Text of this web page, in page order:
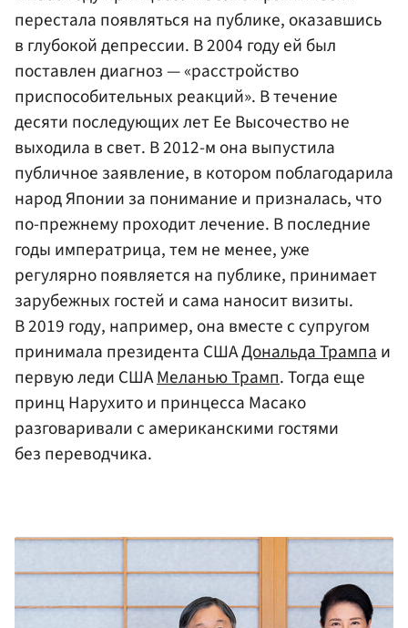
перестала появляться на публике, оказавшись
в глубокой депрессии. В 2004 году ей был
поставлен диагноз — «расстройство
приспособительных реакций». В течение
десяти последующих лет Ее Высочество не
выходила в свет. В 2012-м она выпустила
публичное заявление, в котором поблагодарила
народ Японии за понимание и призналась, что
по-прежнему проходит лечение. В последние
годы императрица, тем не менее, уже
регулярно появляется на публике, принимает
зарубежных гостей и сама наносит визиты.
В 2019 году, например, она вместе с супругом
принимала президента СШАДональда Трампаи
первую леди СШАМеланью Трамп. Тогда еще
принц Нарухито и принцесса Масако
разговаривали с американскими гостями
без переводчика.